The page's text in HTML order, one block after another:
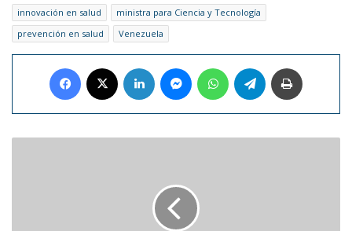
innovación en salud
ministra para Ciencia y Tecnología
prevención en salud
Venezuela
Facebook LinkedIn MessengerWhatsAppTelegram